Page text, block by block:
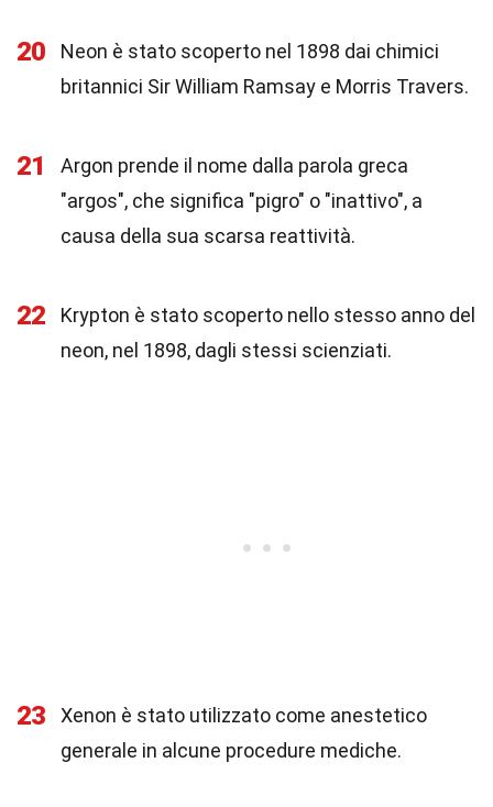
20
Neon è stato scoperto nel 1898 dai chimici
britannici Sir William Ramsay e Morris Travers.
21
Argon prende il nome dalla parola greca
"argos", che significa "pigro" o "inattivo", a
causa della sua scarsa reattività.
22
Krypton è stato scoperto nello stesso anno del
neon, nel 1898, dagli stessi scienziati.
23
Xenon è stato utilizzato come anestetico
generale in alcune procedure mediche.